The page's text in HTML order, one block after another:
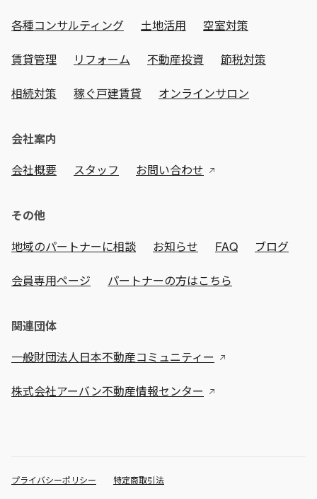
各種コンサルティング
土地活用 空室対策
賃貸管理 リフォーム 不動産投資 節税対策
相続対策 稼ぐ戸建賃貸 オンラインサロン
会社案内
会社概要
スタッフ お問い合わせ
その他
地域のパートナーに相談
お知らせ FAQ ブログ
会員専用ページ パートナーの方はこちら
関連団体
一般財団法人日本不動産コミュニティー
株式会社アーバン不動産情報センター
プライバシーポリシー 特定商取引法